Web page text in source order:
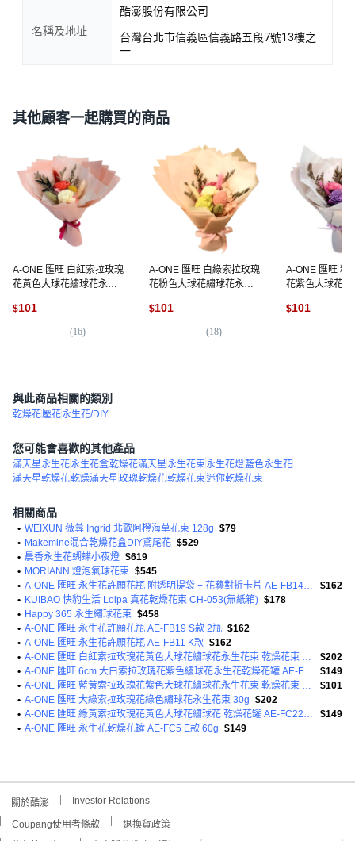
名稱及地址
酷澎股份有限公司
台灣台北市信義區信義路五段7號13樓之
一
其他顧客一起購買的商品
A-ONE 匯旺 白紅索拉玫瑰
花黃色大球花繡球花永生
$101
(16)
A-ONE 匯旺 白綠索拉玫瑰
花粉色大球花繡球花永生
FBQ14 30g, 彩色
$101
(18)
A-ONE 匯旺 粉
花紫色大球花繡
$101
與此商品相關的類別
乾燥花壓花永生花/DIY
您可能會喜歡的其他產品
滿天星永生花永生花盒乾燥花滿天星永生花束永生花燈藍色永生花
滿天星乾燥花乾燥滿天星玫瑰乾燥花乾燥花束迷你乾燥花束
相關商品
• WEIXUN 薇蕁 Ingrid 北歐阿橙海草花束 128g $79
• Makemine混合乾燥花盒DIY鳶尾花 $529
• 晨香永生花蝴蝶小夜燈 $619
• MORIANN 燈泡氣球花束 $545
•
A-ONE 匯旺 永生花許願花瓶 附透明提袋 + 花藝對折卡片 AE-FB14 13.5 x 7.5cm
$162
• KUIBAO 快豹生活 Loipa 真花乾燥花束 CH-053(無紙箱) $178
• Happy 365 永生繡球花束 $458
• A-ONE 匯旺 永生花許願花瓶 AE-FB19 S款 2瓶 $162
• A-ONE 匯旺 永生花許願花瓶 AE-FB11 K款 $162
•
A-ONE 匯旺 白紅索拉玫瑰花黃色大球花繡球花永生花束 乾燥花束 AE-FBQ17 Q款 30g
$202
•
A-ONE 匯旺 6cm 大白索拉玫瑰花紫色繡球花永生花乾燥花罐 AE-FC2 60g
$149
•
A-ONE 匯旺 藍黃索拉玫瑰花紫色大球花繡球花永生花束 乾燥花束 Z款 AE-FBQ26 30g
$101
• A-ONE 匯旺 大綠索拉玫瑰花綠色繡球花永生花束 30g $202
•
A-ONE 匯旺 綠黃索拉玫瑰花黃色大球花繡球花 乾燥花罐 AE-FC22 60g
$149
• A-ONE 匯旺 永生花乾燥花罐 AE-FC5 E款 60g $149
關於酷澎 Investor Relations
Coupang使用者條款
退換貨政策